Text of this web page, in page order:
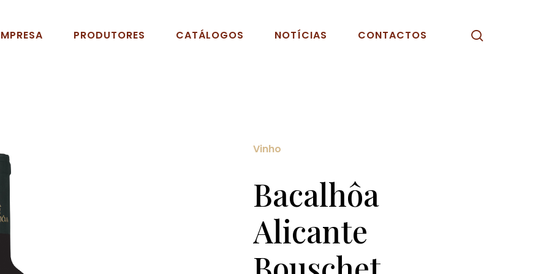
PRODUTORES CATÁLOGOS NOTÍCIAS CONTACTOS
Vinho
Bacalhôa
Alicante